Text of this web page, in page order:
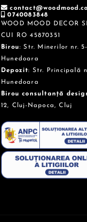
0740083848
WOOD MOOD DECOR
CUI RO 45870351
Birou: Str. Minerilor nr.
Hunedoara
Depozit: Str. Principală
Hunedoara
Birou consultanță
12, Cluj-Napoca, Cluj